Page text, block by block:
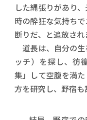
した縄張りがあり
時の酔狂な気持ち
断りだ、と追放され
道長は、自分の
ッチ）を探し、彷
集」して空腹を満
方を研究し、野宿も